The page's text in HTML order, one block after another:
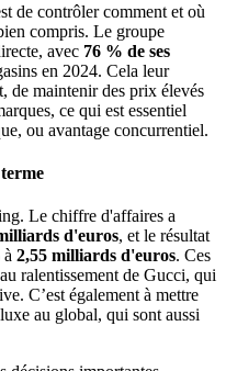
de contrôler comment et où
compris. Le groupe
avec 76 % de ses
en 2024. Cela leur
de maintenir des prix élevés
ce qui est essentiel
ou avantage concurrentiel.
Le chiffre d'affaires a
d'euros, et le résultat
2,55 milliards d'euros. Ces
ralentissement de Gucci, qui
C’est également à mettre
au global, qui sont aussi